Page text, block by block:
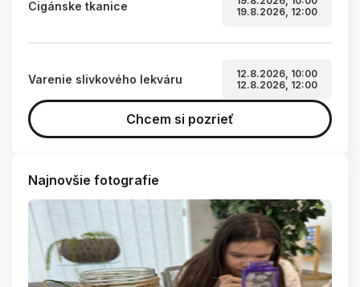
Cigánske tkanice
19.8.2026, 12:00
Varenie slivkového lekváru
12.8.2026, 10:00
12.8.2026, 12:00
Chcem si pozrieť
Najnovšie fotografie